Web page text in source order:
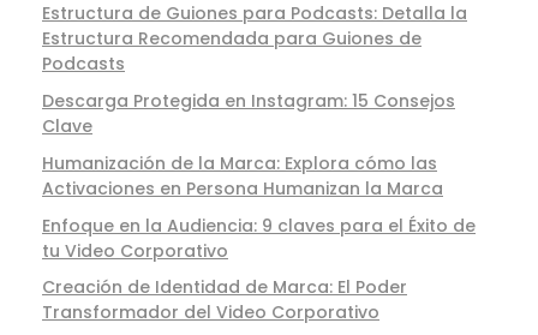
Estructura de Guiones para Podcasts: Detalla la
Estructura Recomendada para Guiones de
Podcasts
Descarga Protegida en Instagram: 15 Consejos
Clave
Humanización de la Marca: Explora cómo las
Activaciones en Persona Humanizan la Marca
Enfoque en la Audiencia: 9 claves para el Éxito de
tu Video Corporativo
Creación de Identidad de Marca: El Poder
Transformador del Video Corporativo